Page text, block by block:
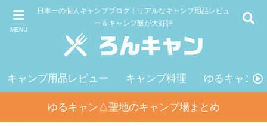
MENU
日本一の個人キャンプブログ｜リアルなキャンプ用品レビュ
ー＆キャンプ飯が大好評
キャンプ用品レビュー キャンプ料理 ゆるキャン△
ゆるキャン△聖地のキャンプ場まとめ